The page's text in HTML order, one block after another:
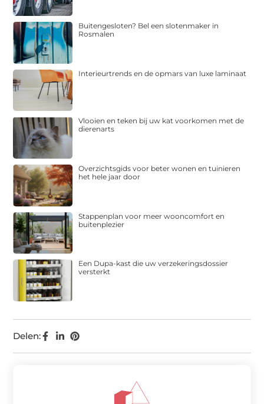
Delen:
Buitengesloten? Bel een slotenmaker in
Rosmalen
Interieurtrends en de opmars van luxe laminaat
Vlooien en teken bij uw kat voorkomen met de
dierenarts
Overzichtsgids voor beter wonen en tuinieren
het hele jaar door
Stappenplan voor meer wooncomfort en
buitenplezier
Een Dupa-kast die uw verzekeringsdossier
versterkt